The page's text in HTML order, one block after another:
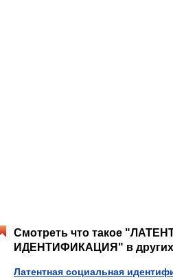
Смотреть что такое
ИДЕНТИФИКАЦИЯ" в других
Латентная социальная